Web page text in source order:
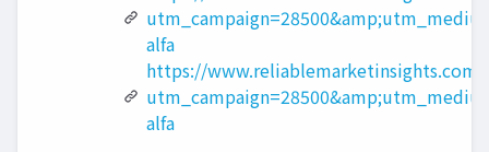
alfa
https://www.reliablemarketinsights.com/
alfa